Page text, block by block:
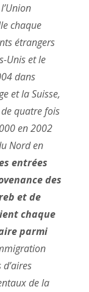
chaque
étrangers
Unis et le
dans
et la Suisse,
quatre fois
en 2002
Nord en
entrées
des
et de
chaque
parmi
de la